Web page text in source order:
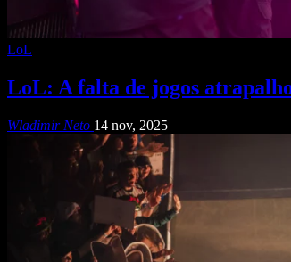
LoL
LoL: A falta de jogos
Wladimir Neto 14 nov, 2025